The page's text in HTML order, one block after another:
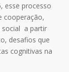
esse processo
cooperação,
social a partir
desafios que
cognitivas na